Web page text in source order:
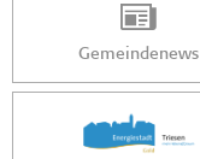
Gemeindenews